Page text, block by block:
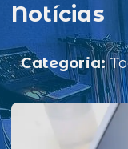
Notícias
Categoria: